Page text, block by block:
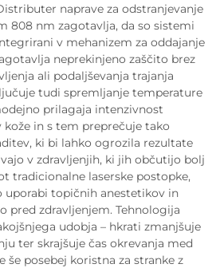
naprave za odstranjevanje
808 nm zagotavlja, da so sistemi
v mehanizem za oddajanje
neprekinjeno zaščito brez
ali podaljševanja trajanja
tudi spremljanje temperature
prilagaja intenzivnost
kože in s tem preprečuje tako
ki bi lahko ogrozila rezultate
v zdravljenjih, ki jih občutijo bolj
tradicionalne laserske postopke,
uporabi topičnih anestetikov in
pred zdravljenjem. Tehnologija
udobja – hkrati zmanjšuje
ter skrajšuje čas okrevanja med
še posebej koristna za stranke z